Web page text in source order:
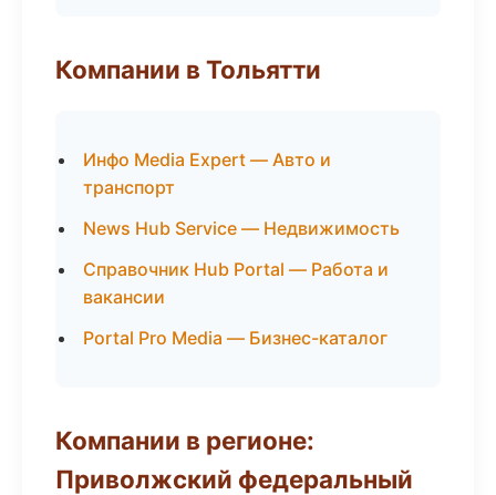
Компании в Тольятти
Инфо Media Expert — Авто и
транспорт
News Hub Service — Недвижимость
Справочник Hub Portal — Работа и
вакансии
Portal Pro Media — Бизнес-каталог
Компании в регионе:
Приволжский федеральный